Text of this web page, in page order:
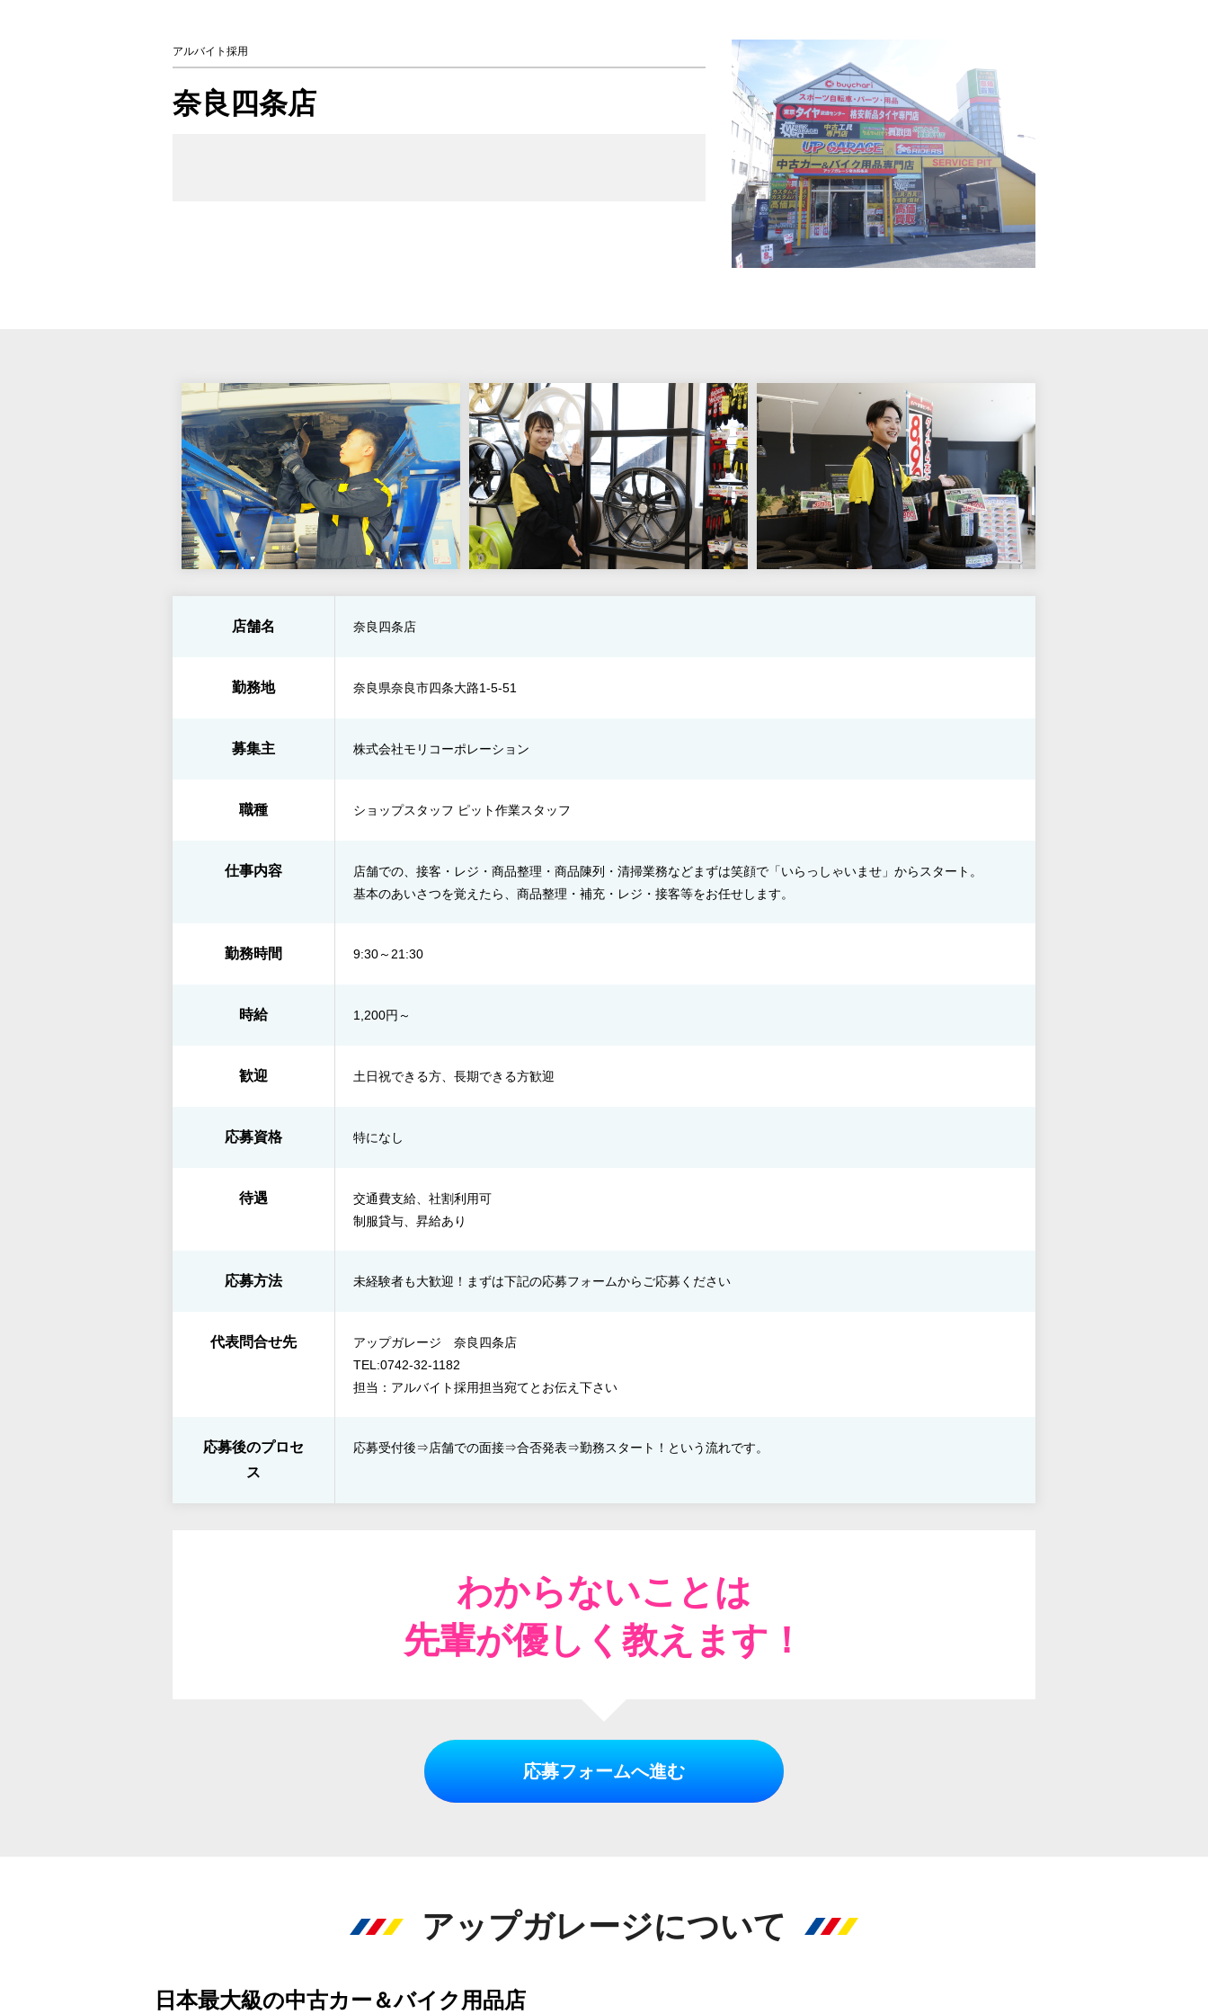
アルバイト採用
奈良四条店
店舗名 奈良四条店
勤務地 奈良県奈良市四条大路1-5-51
募集主 株式会社モリコーポレーション
職種 ショップスタッフ ピット作業スタッフ
仕事内容
店舗での、接客・レジ・商品整理・商品陳列・清掃業務などまずは笑顔で「いらっしゃいませ」からスタート。
基本のあいさつを覚えたら、商品整理・補充・レジ・接客等をお任せします。
勤務時間 9:30～21:30
時給 1,200円～
歓迎 土日祝できる方、長期できる方歓迎
応募資格 特になし
待遇
交通費支給、社割利用可
制服貸与、昇給あり
応募方法 未経験者も大歓迎！まずは下記の応募フォームからご応募ください
代表問合せ先
アップガレージ 奈良四条店
TEL:0742-32-1182
担当：アルバイト採用担当宛てとお伝え下さい
応募後のプロセ
ス
応募受付後⇒​店舗での面接⇒​合否発表​⇒​勤務スタート！​という流れです。
わからないことは
先輩が優しく教えます！
応募フォームへ進む
アップガレージについて
日本最大級の中古カー＆バイク用品店